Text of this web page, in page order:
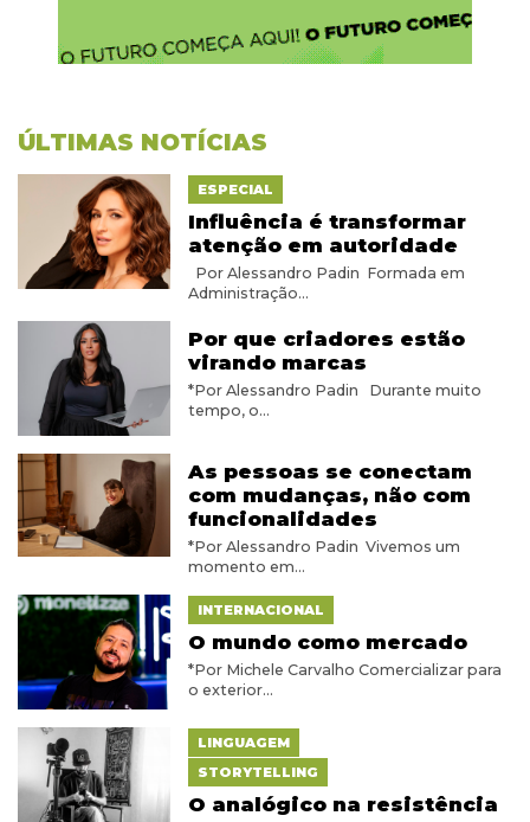
ÚLTIMAS NOTÍCIAS
ESPECIAL
Influência é transformar
atenção em autoridade
Por Alessandro Padin Formada em
Administração...
Por que criadores estão
virando marcas
*Por Alessandro Padin Durante muito
tempo, o...
As pessoas se conectam
com mudanças, não com
funcionalidades
*Por Alessandro Padin Vivemos um
momento em...
INTERNACIONAL
O mundo como mercado
*Por Michele Carvalho Comercializar para
o exterior...
LINGUAGEM
STORYTELLING
O analógico na resistência